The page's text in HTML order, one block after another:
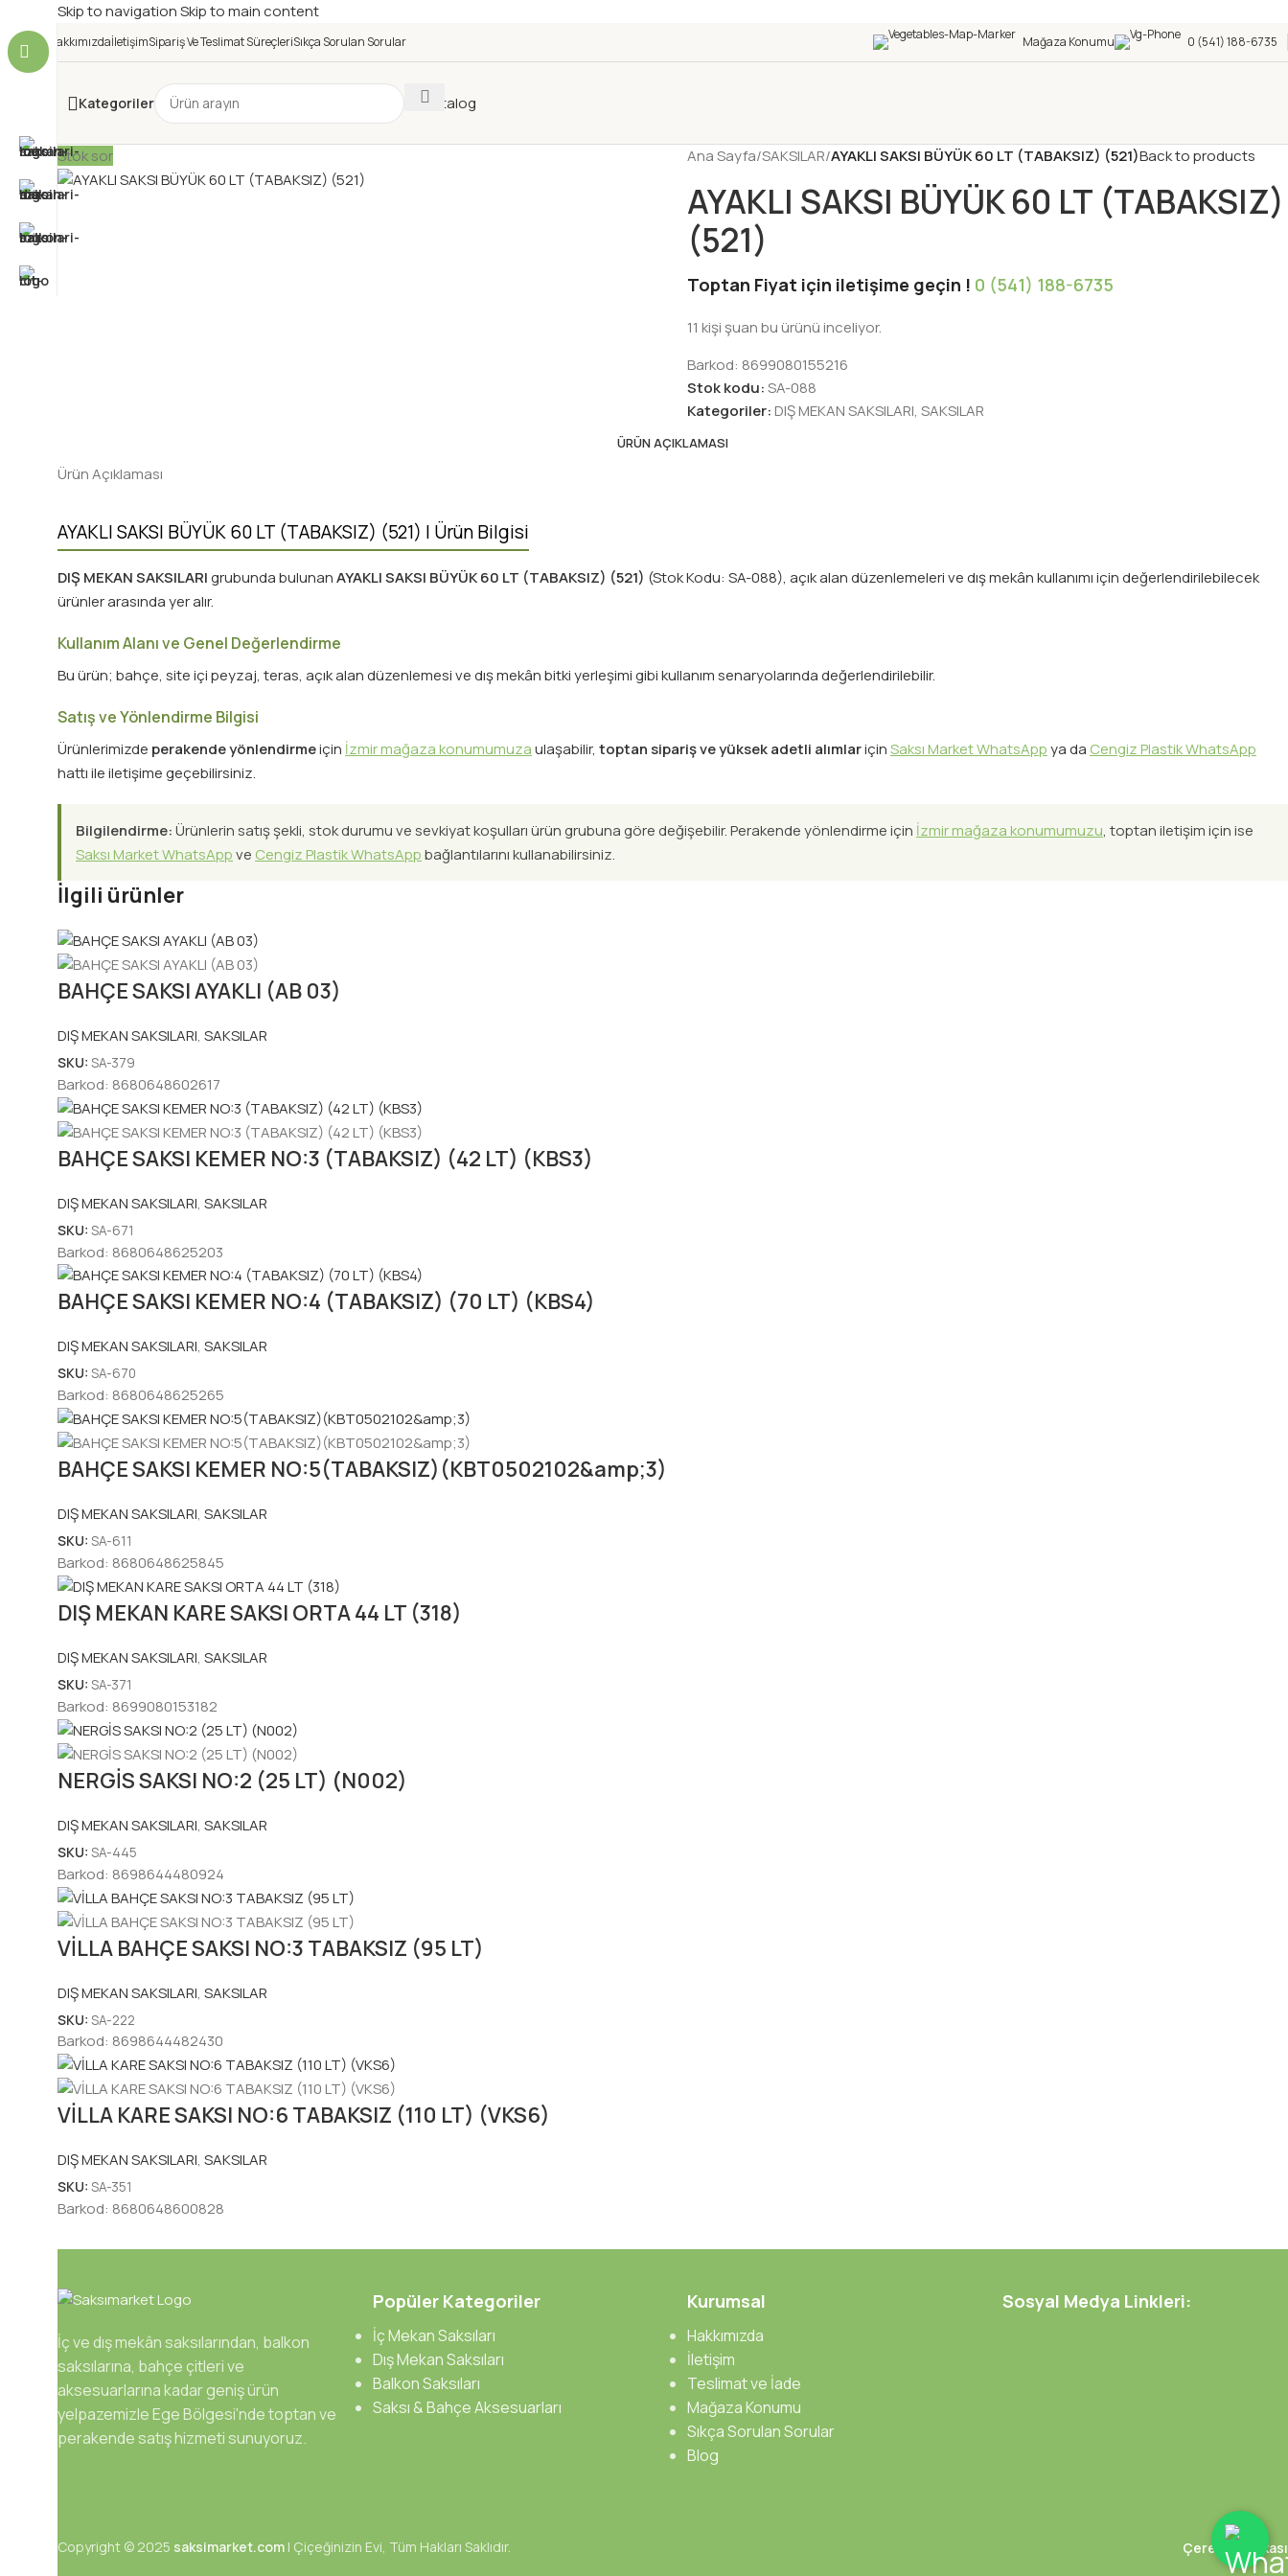
Skip to navigationSkip to main content
HakkımızdaİletişimSipariş Ve Teslimat SüreçleriSıkça Sorulan Sorular Mağaza Konumu 0 (541) 188-6735
Kategoriler Katalog
Stok sor Ana Sayfa/SAKSILAR/AYAKLI SAKSI BÜYÜK 60 LT (TABAKSIZ) (521)Back to products
AYAKLI SAKSI BÜYÜK 60 LT (TABAKSIZ)
(521)
Toptan Fiyat için iletişime geçin ! 0 (541) 188-6735
11 kişi şuan bu ürünü inceliyor.
Barkod: 8699080155216
Stok kodu:SA-088
Kategoriler:DIŞ MEKAN SAKSILARI, SAKSILAR
ÜRÜN AÇIKLAMASI
Ürün Açıklaması
AYAKLI SAKSI BÜYÜK 60 LT (TABAKSIZ) (521) | Ürün Bilgisi
DIŞ MEKAN SAKSILARIgrubunda bulunanAYAKLI SAKSI BÜYÜK 60 LT (TABAKSIZ) (521) (Stok Kodu: SA-088), açık alan düzenlemeleri ve dış mekân kullanımı için değerlendirilebilecek
ürünler arasında yer alır.
Kullanım Alanı ve Genel Değerlendirme
Bu ürün; bahçe, site içi peyzaj, teras, açık alan düzenlemesi ve dış mekân bitki yerleşimi gibi kullanım senaryolarında değerlendirilebilir.
Satış ve Yönlendirme Bilgisi
Ürünlerimizde perakende yönlendirmeiçin İzmir mağaza konumumuzaulaşabilir, toptan sipariş ve yüksek adetli alımlariçinSaksı Market WhatsAppya da Cengiz Plastik WhatsApp
hattı ile iletişime geçebilirsiniz.
Bilgilendirme:Ürünlerin satış şekli, stok durumu ve sevkiyat koşulları ürün grubuna göre değişebilir. Perakende yönlendirme için İzmir mağaza konumumuzu, toptan iletişim için ise
Saksı Market WhatsAppve Cengiz Plastik WhatsAppbağlantılarını kullanabilirsiniz.
İlgili ürünler
BAHÇE SAKSI AYAKLI (AB 03)
DIŞ MEKAN SAKSILARI, SAKSILAR
SKU: SA-379
Barkod: 8680648602617
BAHÇE SAKSI KEMER NO:3 (TABAKSIZ) (42 LT) (KBS3)
DIŞ MEKAN SAKSILARI, SAKSILAR
SKU: SA-671
Barkod: 8680648625203
BAHÇE SAKSI KEMER NO:4 (TABAKSIZ) (70 LT) (KBS4)
DIŞ MEKAN SAKSILARI, SAKSILAR
SKU: SA-670
Barkod: 8680648625265
BAHÇE SAKSI KEMER NO:5(TABAKSIZ)(KBT0502102&amp;3)
DIŞ MEKAN SAKSILARI, SAKSILAR
SKU: SA-611
Barkod: 8680648625845
DIŞ MEKAN KARE SAKSI ORTA 44 LT (318)
DIŞ MEKAN SAKSILARI, SAKSILAR
SKU: SA-371
Barkod: 8699080153182
NERGİS SAKSI NO:2 (25 LT) (N002)
DIŞ MEKAN SAKSILARI, SAKSILAR
SKU: SA-445
Barkod: 8698644480924
VİLLA BAHÇE SAKSI NO:3 TABAKSIZ (95 LT)
DIŞ MEKAN SAKSILARI, SAKSILAR
SKU: SA-222
Barkod: 8698644482430
VİLLA KARE SAKSI NO:6 TABAKSIZ (110 LT) (VKS6)
DIŞ MEKAN SAKSILARI, SAKSILAR
SKU: SA-351
Barkod: 8680648600828
İç ve dış mekân saksılarından, balkon
saksılarına, bahçe çitleri ve
aksesuarlarına kadar geniş ürün
yelpazemizle Ege Bölgesi'nde toptan ve
perakende satış hizmeti sunuyoruz.
Popüler Kategoriler
İç Mekan Saksıları
Dış Mekan Saksıları
Balkon Saksıları
Saksı & Bahçe Aksesuarları
Kurumsal
Hakkımızda
İletişim
Teslimat ve İade
Mağaza Konumu
Sıkça Sorulan Sorular
Blog
Sosyal Medya Linkleri:
Copyright © 2025 saksimarket.com | Çiçeğinizin Evi, Tüm Hakları Saklıdır. Çerez Politikası